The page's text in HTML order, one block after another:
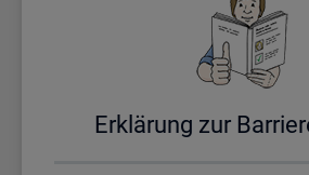
Er­klä­rung zur